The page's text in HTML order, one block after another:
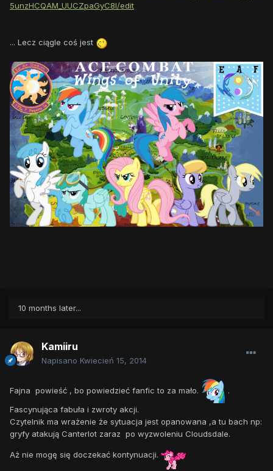
5unzHCQAM_UUCZpaGyC8I/edit
... Lecz ciągle coś jest
10 months later...
Kamiiru
Napisano Kwiecień 15, 2014
Fajna powieść , bo powiedzieć fanfic to za mało.
.
Fascynująca fabuła i zwroty akcji.
Czytelnik ma wrażenie że sytuacja jest opanowana ,a tu bach np:
gryfy atakują Canterlot zaraz po wyzwoleniu Cloudsdale.
Aż nie mogę się doczekać kontynuacji.